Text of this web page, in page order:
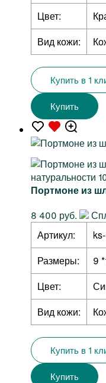
Цвет:
Вид кожи:
Купить в 1
Купить
натуральности
Портмоне из
8 400 руб.
Артикул:
Размеры:
9
Цвет:
Вид кожи:
Купить в 1
Купить